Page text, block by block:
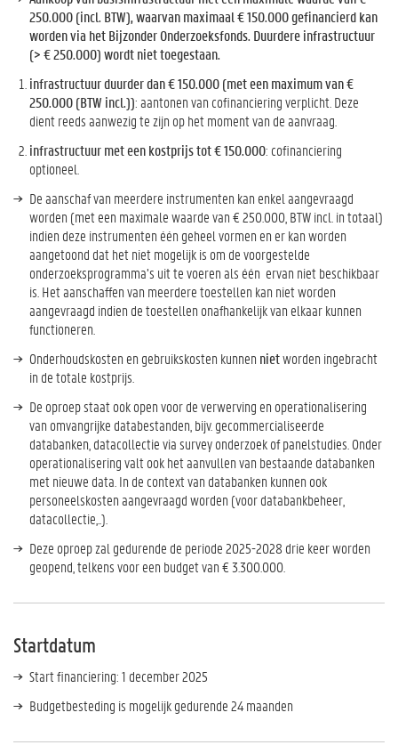
250.000 (incl. BTW), waarvan maximaal € 150.000 gefinancierd kan
worden via het Bijzonder Onderzoeksfonds. Duurdere infrastructuur
(> € 250.000) wordt niet toegestaan.
infrastructuur duurder dan € 150.000 (met een maximum van €
250.000 (BTW incl.)): aantonen van cofinanciering verplicht. Deze
dient reeds aanwezig te zijn op het moment van de aanvraag.
infrastructuur met een kostprijs tot € 150.000: cofinanciering
optioneel.
De aanschaf van meerdere instrumenten kan enkel aangevraagd
worden (met een maximale waarde van € 250.000, BTW incl. in totaal)
indien deze instrumenten één geheel vormen en er kan worden
aangetoond dat het niet mogelijk is om de voorgestelde
onderzoeksprogramma’s uit te voeren als één ervan niet beschikbaar
is. Het aanschaffen van meerdere toestellen kan niet worden
aangevraagd indien de toestellen onafhankelijk van elkaar kunnen
functioneren.
Onderhoudskosten en gebruikskosten kunnen nietworden ingebracht
in de totale kostprijs.
De oproep staat ook open voor de verwerving en operationalisering
van omvangrijke databestanden, bijv. gecommercialiseerde
databanken, datacollectie via survey onderzoek of panelstudies. Onder
operationalisering valt ook het aanvullen van bestaande databanken
met nieuwe data. In de context van databanken kunnen ook
personeelskosten aangevraagd worden (voor databankbeheer,
datacollectie,..).
Deze oproep zal gedurende de periode 2025-2028 drie keer worden
geopend, telkens voor een budget van € 3.300.000.
Startdatum
Start financiering: 1 december 2025
Budgetbesteding is mogelijk gedurende 24 maanden